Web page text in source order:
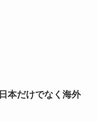
日本だけでなく海外